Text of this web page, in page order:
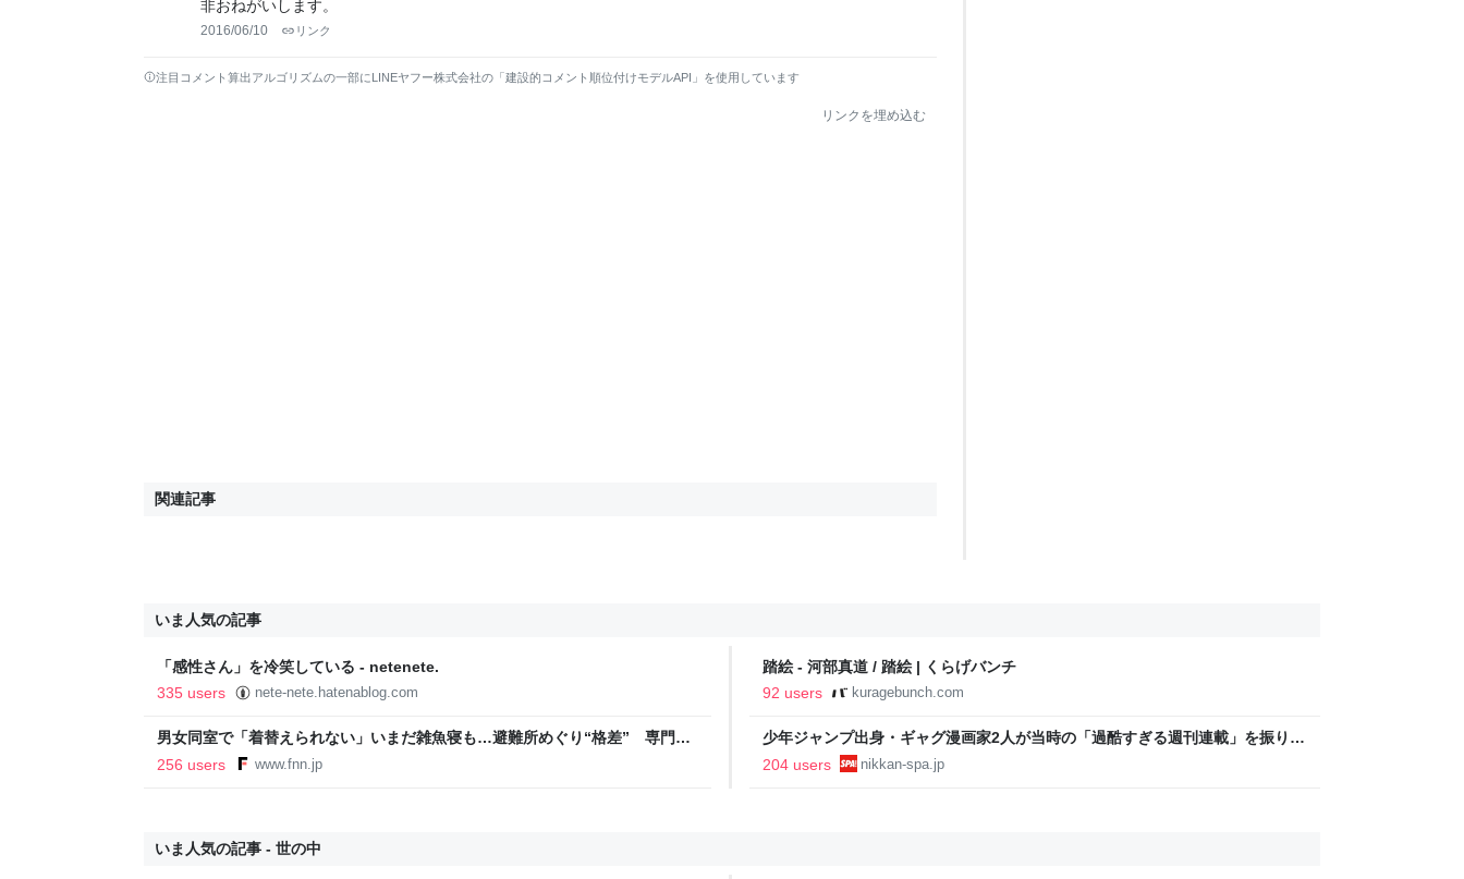
非おねがいします。
2016/06/10 リンク
注目コメント算出アルゴリズムの一部にLINEヤフー株式会社の「建設的コメント順位付けモデルAPI」を使用しています
リンクを埋め込む
関連記事
いま人気の記事
「感性さん」を冷笑している - netenete.
335 users
nete-nete.hatenablog.com
踏絵 - 河部真道 / 踏絵 | くらげバンチ
92 users
kuragebunch.com
男女同室で「着替えられない」いまだ雑魚寝も…避難所めぐり“格差” 専門家
「標準化されていない」 令和8年熊本地震｜FNNプライムオンライン
256 users www.fnn.jp
少年ジャンプ出身・ギャグ漫画家2人が当時の「過酷すぎる週刊連載」を振り返
る。「ヘルニアで入院しても原稿は落とさない」ストイックな舞台裏 | 日刊
204 users nikkan-spa.jp
いま人気の記事 - 世の中